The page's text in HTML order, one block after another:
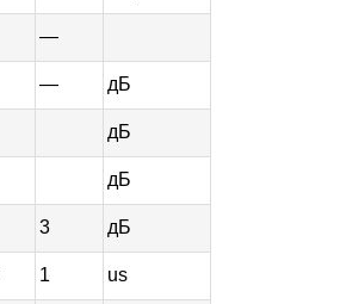
—
— дБ
дБ
дБ
3 дБ
1 us